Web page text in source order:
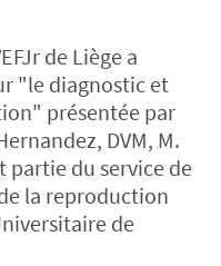
de Liège a
"le diagnostic et
présentée par
DVM, M.
partie du service de
la reproduction
de